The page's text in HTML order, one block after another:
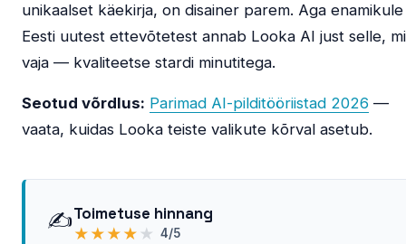
unikaalset käekirja, on disainer parem. Aga enamikule
Eesti uutest ettevõtetest annab Looka AI just selle,
vaja — kvaliteetse stardi minutitega.
Seotud võrdlus: Parimad AI-pilditööriistad 2026 —
vaata, kuidas Looka teiste valikute kõrval asetub.
✍️Toimetuse hinnang
★ ★ ★ ★ ★ 4/5